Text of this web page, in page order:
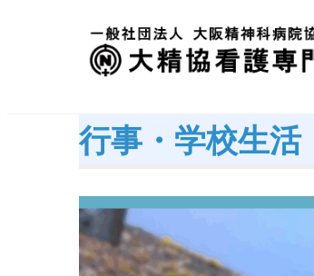
大精協看護専門学
行事・学校生活